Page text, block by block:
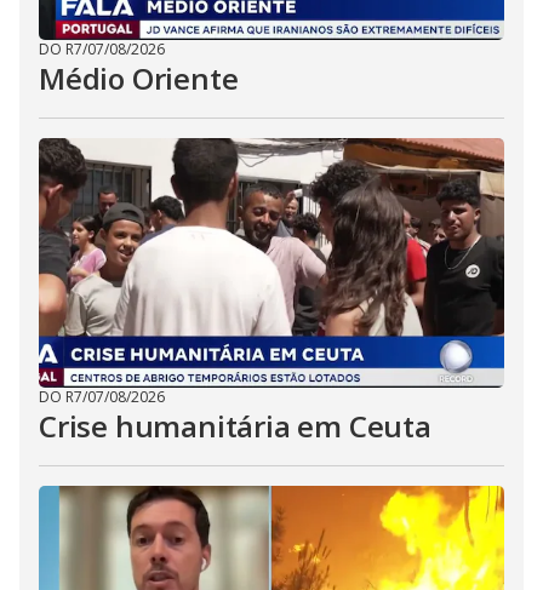
DO R7/07/08/2026
Médio Oriente
DO R7/07/08/2026
Crise humanitária em Ceuta